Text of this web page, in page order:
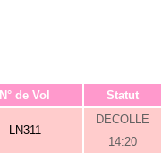
N° de Vol Statut
LN311
DECOLLE
14:20